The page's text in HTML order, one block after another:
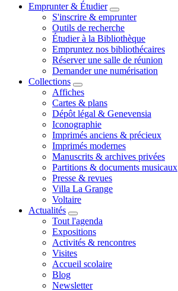
Emprunter & Étudier
S'inscrire & emprunter
Outils de recherche
Étudier à la Bibliothèque
Empruntez nos bibliothécaires
Réserver une salle de réunion
Demander une numérisation
Collections
Affiches
Cartes & plans
Dépôt légal & Genevensia
Iconographie
Imprimés anciens & précieux
Imprimés modernes
Manuscrits & archives privées
Partitions & documents musicaux
Presse & revues
Villa La Grange
Voltaire
Actualités
Tout l'agenda
Expositions
Activités & rencontres
Visites
Accueil scolaire
Blog
Newsletter